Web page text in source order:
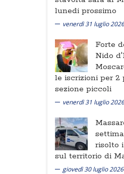
lunedi prossimo
venerdì 31 luglio 2026
Forte
Nido
le iscrizioni per 2
sezione piccoli
venerdì 31 luglio 2026
risolto
sul territorio di
giovedì 30 luglio 2026